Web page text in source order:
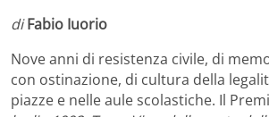
di Fabio Iuorio
Nove anni di resistenza civile, di
con ostinazione, di cultura della
piazze e nelle aule scolastiche. Il